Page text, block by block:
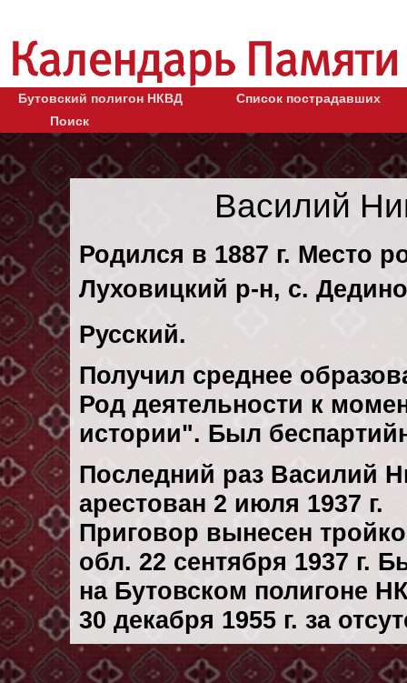
Бутовский полигон НКВД
Список пострадавших
Поиск
Василий
Родился в 1887 г. Место
Луховицкий р-н, с.
Русский.
Получил среднее
Род деятельности к
истории". Был
Последний раз Василий
арестован 2 июля 1937 г.
Приговор вынесен
обл. 22 сентября 1937 г.
на Бутовском полигоне
30 декaбря 1955 г. за